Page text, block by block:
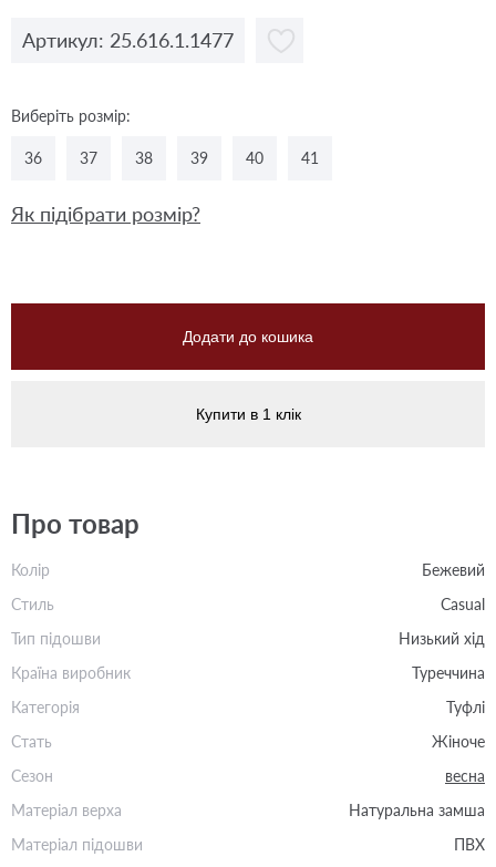
Артикул: 25.616.1.1477
Виберіть розмір:
36 37 38 39 40 41
Як підібрати розмір?
Додати до кошика
Купити в 1 клік
Про товар
Колір
Бежевий
Стиль
Casual
Тип підошви
Низький хід
Країна виробник
Туреччина
Категорія
Туфлі
Стать
Жіноче
Сезон
весна
Матеріал верха
Натуральна замша
Матеріал підошви
ПВХ